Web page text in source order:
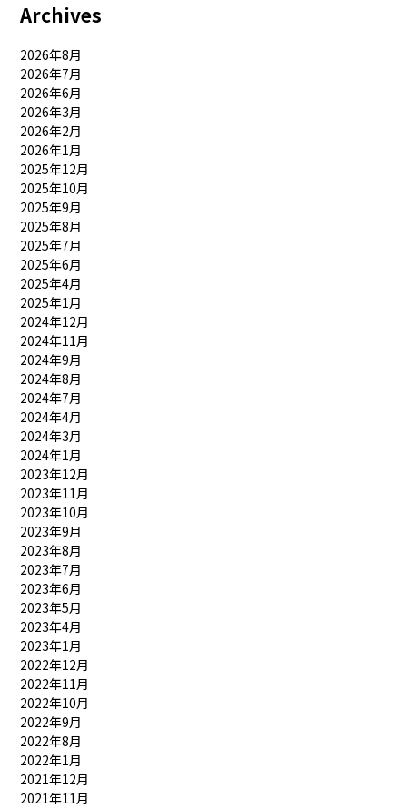
Archives
2026年8月
2026年7月
2026年6月
2026年3月
2026年2月
2026年1月
2025年12月
2025年10月
2025年9月
2025年8月
2025年7月
2025年6月
2025年4月
2025年1月
2024年12月
2024年11月
2024年9月
2024年8月
2024年7月
2024年4月
2024年3月
2024年1月
2023年12月
2023年11月
2023年10月
2023年9月
2023年8月
2023年7月
2023年6月
2023年5月
2023年4月
2023年1月
2022年12月
2022年11月
2022年10月
2022年9月
2022年8月
2022年1月
2021年12月
2021年11月